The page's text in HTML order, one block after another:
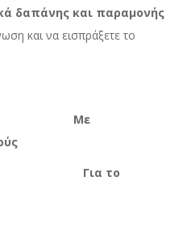
δαπάνης και παραμονής
και να εισπράξετε το
το